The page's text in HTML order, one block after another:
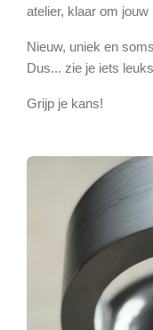
atelier, klaar om
Nieuw, uniek en
Dus... zie je iets
Grijp je kans!